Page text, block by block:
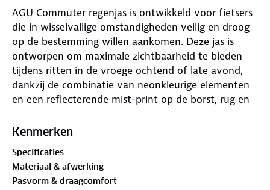
AGU Commuter regenjas is ontwikkeld voor fietsers
die in wisselvallige omstandigheden veilig en droog
op de bestemming willen aankomen. Deze jas is
ontworpen om maximale zichtbaarheid te bieden
tijdens ritten in de vroege ochtend of late avond,
dankzij de combinatie van neonkleurige elementen
en een reflecterende mist-print op de borst, rug en
bijdraagt aan de zichtbaarheid in het verkeer.
ripstop. Het toegepaste membraan heeft een
waterkolom van 10.000 mm, waardoor het materiaal
zowel winddicht als bestand is tegen aanhoudende
Kenmerken
Specificaties
Materiaal & afwerking
Pasvorm & draagcomfort